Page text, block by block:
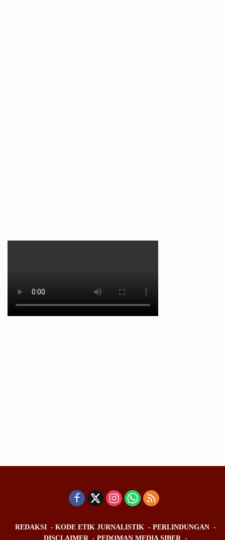
REDAKSI KODE ETIK JURNALISTIK
PERLINDUNGAN
DISCLAIMER
PEDOMAN MEDIA SIBER